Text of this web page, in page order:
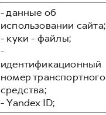
- данные об
использовании сайта;
- куки - файлы;
-
идентификационный
номер транспортного
средства;
- Yandex ID;